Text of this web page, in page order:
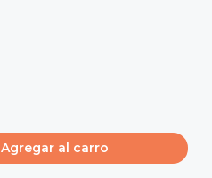
Agregar al carro